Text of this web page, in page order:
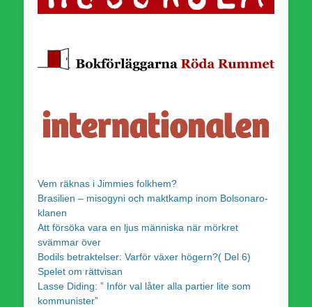
Vem räknas i Jimmies folkhem?
Brasilien – misogyni och maktkamp inom Bolsonaro-
klanen
Att försöka vara en ljus människa när mörkret
svämmar över
Bodils betraktelser: Varför växer högern?( Del 6)
Spelet om rättvisan
Lasse Diding: ” Inför val låter alla partier lite som
kommunister”